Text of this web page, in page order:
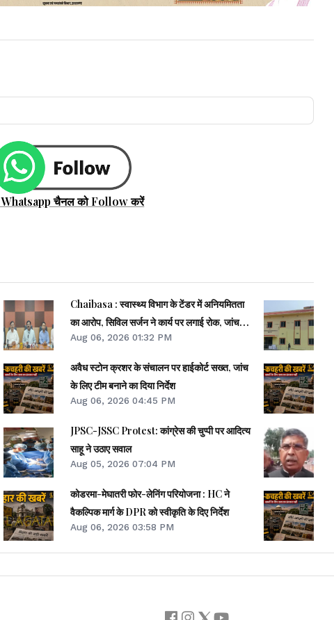
Whatsapp चैनल को Follow करें
Chaibasa : स्वास्थ्य विभाग के टेंडर में अनियमितता
का आरोप, सिविल सर्जन ने कार्य पर लगाई रोक, जांच
शुरू
Aug 06, 2026 01:32 PM
अवैध स्टोन क्रशर के संचालन पर हाईकोर्ट सख्त, जांच
के लिए टीम बनाने का दिया निर्देश
Aug 06, 2026 04:45 PM
JPSC-JSSC Protest: कांग्रेस की चुप्पी पर आदित्य
साहू ने उठाए सवाल
Aug 05, 2026 07:04 PM
कोडरमा-मेघातरी फोर-लेनिंग परियोजना : HC ने
वैकल्पिक मार्ग के DPR को स्वीकृति के दिए निर्देश
Aug 06, 2026 03:58 PM